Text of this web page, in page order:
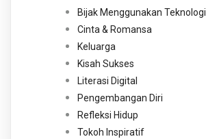
Bijak Menggunakan Teknologi
Cinta & Romansa
Keluarga
Kisah Sukses
Literasi Digital
Pengembangan Diri
Refleksi Hidup
Tokoh Inspiratif